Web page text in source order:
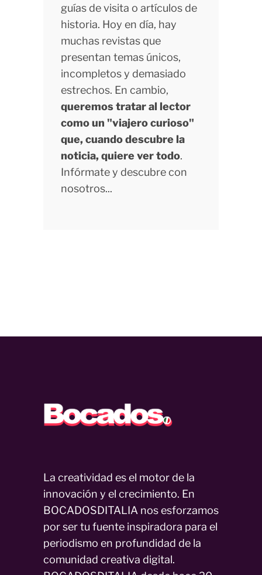
guías de visita o artículos de
historia. Hoy en día, hay
muchas revistas que
presentan temas únicos,
incompletos y demasiado
estrechos. En cambio,
queremos tratar al lector
como un "viajero curioso"
que, cuando descubre la
noticia, quiere ver todo.
Infórmate y descubre con
nosotros...
La creatividad es el motor de la
innovación y el crecimiento. En
BOCADOSDITALIA nos esforzamos
por ser tu fuente inspiradora para el
periodismo en profundidad de la
comunidad creativa digital.